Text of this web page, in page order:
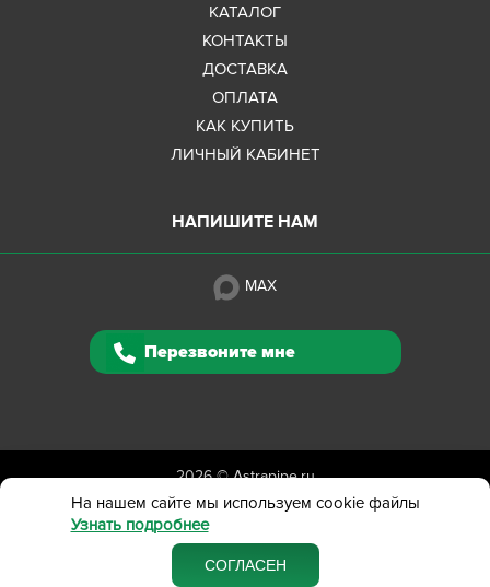
КАТАЛОГ
КОНТАКТЫ
ДОСТАВКА
ОПЛАТА
КАК КУПИТЬ
ЛИЧНЫЙ КАБИНЕТ
НАПИШИТЕ НАМ
MAX
Перезвоните мне
2026 ©Astrapipe.ru
Полная версия сайта
Политика конфиденциальности
Вся представленная на сайте информация приведена
в ознакомительных целях и не является публичной офертой
На нашем сайте мы используем cookie файлы
Узнать подробнее
СОГЛАСЕН